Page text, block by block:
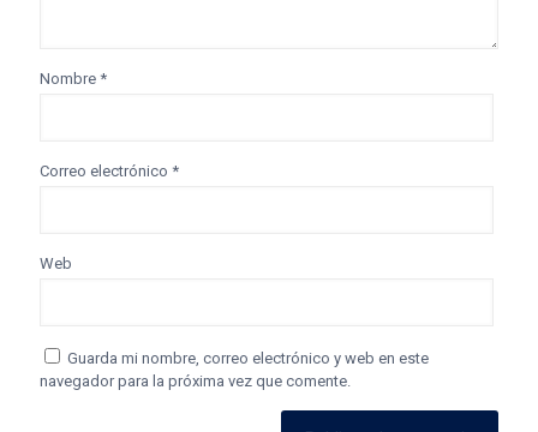
Nombre *
Correo electrónico *
Web
Guarda mi nombre, correo electrónico y web en este
navegador para la próxima vez que comente.